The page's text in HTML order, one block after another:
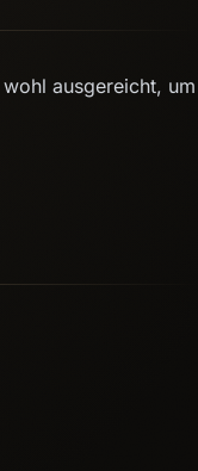
ausgereicht, um